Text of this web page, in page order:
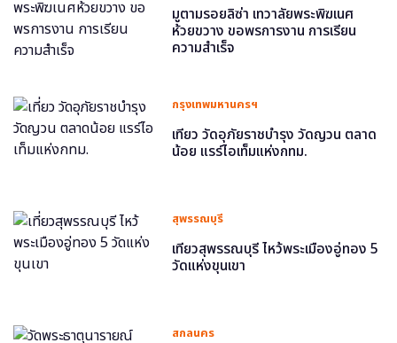
มูตามรอยลิซ่า เทวาลัยพระพิฆเนศ
ห้วยขวาง ขอพรการงาน การเรียน
ความสำเร็จ
กรุงเทพมหานครฯ
เที่ยว วัดอุภัยราชบำรุง วัดญวน ตลาด
น้อย แรร์ไอเท็มแห่งกทม.
สุพรรณบุรี
เที่ยวสุพรรณบุรี ไหว้พระเมืองอู่ทอง 5
วัดแห่งขุนเขา
สกลนคร